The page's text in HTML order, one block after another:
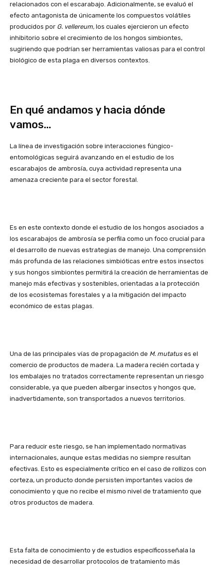
relacionados con el escarabajo. Adicionalmente, se evaluó el
efecto antagonista de únicamente los compuestos volátiles
producidos por G. vellereum, los cuales ejercieron un efecto
inhibitorio sobre el crecimiento de los hongos simbiontes,
sugiriendo que podrían ser herramientas valiosas para el control
biológico de esta plaga en diversos contextos.
En qué andamos y hacia dónde
vamos…
La línea de investigación sobre interacciones fúngico-
entomológicas seguirá avanzando en el estudio de los
escarabajos de ambrosía, cuya actividad representa una
amenaza creciente para el sector forestal.
Es en este contexto donde el estudio de los hongos asociados a
los escarabajos de ambrosía se perfila como un foco crucial para
el desarrollo de nuevas estrategias de manejo. Una comprensión
más profunda de las relaciones simbióticas entre estos insectos
y sus hongos simbiontes permitirá la creación de herramientas de
manejo más efectivas y sostenibles, orientadas a la protección
de los ecosistemas forestales y a la mitigación del impacto
económico de estas plagas.
Una de las principales vías de propagación de M. mutatus es el
comercio de productos de madera. La madera recién cortada y
los embalajes no tratados correctamente representan un riesgo
considerable, ya que pueden albergar insectos y hongos que,
inadvertidamente, son transportados a nuevos territorios.
Para reducir este riesgo, se han implementado normativas
internacionales, aunque estas medidas no siempre resultan
efectivas. Esto es especialmente crítico en el caso de rollizos con
corteza, un producto donde persisten importantes vacíos de
conocimiento y que no recibe el mismo nivel de tratamiento que
otros productos de madera.
Esta falta de conocimiento y de estudios específicosseñala la
necesidad de desarrollar protocolos de tratamiento más